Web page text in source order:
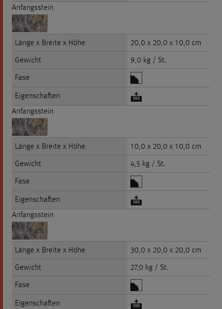
Anfangsstein
Länge x Breite x Höhe
20,0 x 20,0 x 10,0 cm
Gewicht
9,0 kg / St.
Fase
Eigenschaften
Anfangsstein
Länge x Breite x Höhe
10,0 x 20,0 x 10,0 cm
Gewicht
4,5 kg / St.
Fase
Eigenschaften
Anfangsstein
Länge x Breite x Höhe
30,0 x 20,0 x 20,0 cm
Gewicht
27,0 kg / St.
Fase
Eigenschaften